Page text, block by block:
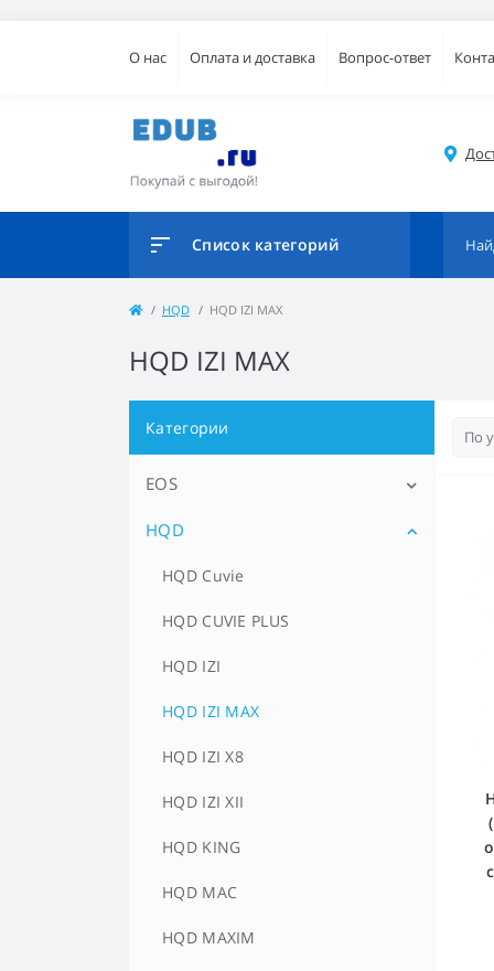
О нас Оплата и доставка Вопрос-ответ
Список категорий
HQD HQD IZI MAX
HQD IZI MAX
Категории
EOS
EOS E-Stick Premium Plus на
затяжек
EOS E-Stick WIDE на 600 затяжек
HQD
HQD Cuvie
HQD CUVIE PLUS
HQD IZI
HQD IZI MAX
HQD IZI X8
HQD IZI XII
HQD KING
HQD MAC
HQD MAXIM